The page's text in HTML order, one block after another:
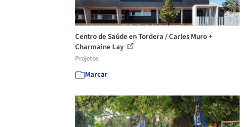
Centro de Saúde en Tordera / Carles Muro +
Charmaine Lay
Projetos
Marcar